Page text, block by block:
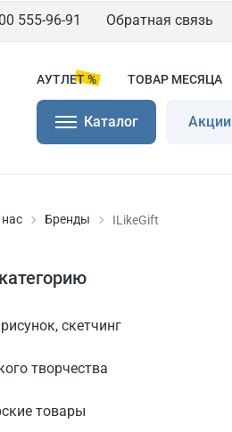
555-96-91 Обратная связь
АУТЛЕТ % ТОВАР МЕСЯЦА
Каталог Акции
Бренды ILikeGift
скетчинг
творчества
товары